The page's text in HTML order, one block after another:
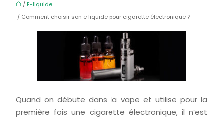
/ E-liquide
/ Comment choisir son e liquide pour cigarette électronique ?
Quand on débute dans la vape et utilise pour la
première fois une cigarette électronique, il n’est